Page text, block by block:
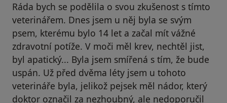
Ráda bych se podělila o svou zkušenost s tímto
veterinářem. Dnes jsem u něj byla se svým
psem, kterému bylo 14 let a začal mít vážné
zdravotní potíže. V moči měl krev, nechtěl jist,
byl apatický... Byla jsem smířená s tím, že bude
uspán. Už před dvěma léty jsem u tohoto
veterináře byla, jelikož pejsek měl nádor, který
doktor označil za nezhoubný, ale nedoporučil